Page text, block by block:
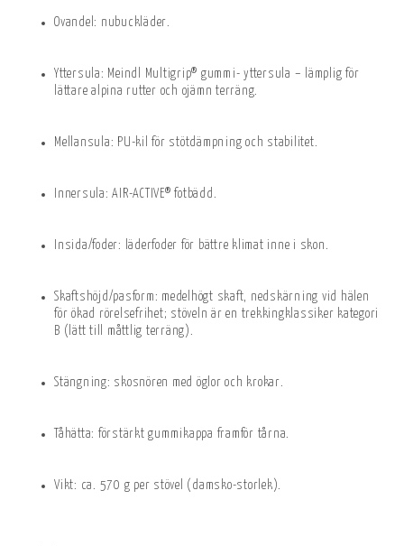
Ovandel: nubuckläder.
Yttersula: Meindl Multigrip® gummi- yttersula – lämplig för
lättare alpina rutter och ojämn terräng.
Mellansula: PU-kil för stötdämpning och stabilitet.
Innersula: AIR-ACTIVE® fotbädd.
Insida/foder: läderfoder för bättre klimat inne i skon.
Skaftshöjd/pasform: medelhögt skaft, nedskärning vid hälen
för ökad rörelsefrihet; stöveln är en trekkingklassiker kategori
B (lätt till måttlig terräng).
Stängning: skosnören med öglor och krokar.
Tåhätta: förstärkt gummikappa framför tårna.
Vikt: ca. 570 g per stövel (damsko-storlek).